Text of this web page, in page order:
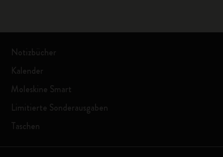
Notizbücher
Kalender
Moleskine Smart
Limitierte Sonderausgaben
Taschen